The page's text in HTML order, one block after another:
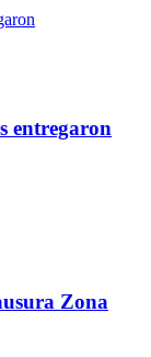
entregaron
Zona